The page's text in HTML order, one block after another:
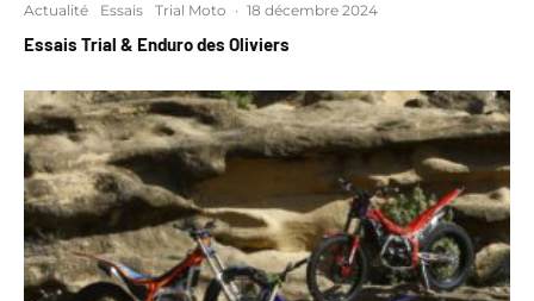
Actualité Essais Trial Moto · 18 décembre 2024
Essais Trial & Enduro des Oliviers